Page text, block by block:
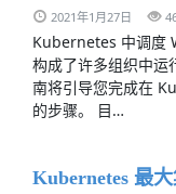
2021年1月27日
Kubernetes 中调度
构成了许多组织中运
南将引导您完成在
的步骤。 目…
Kubernetes 最